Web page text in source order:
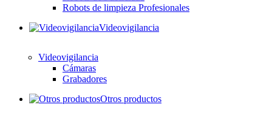
Robots de limpieza Profesionales
Videovigilancia
Videovigilancia
Cámaras
Grabadores
Otros productos